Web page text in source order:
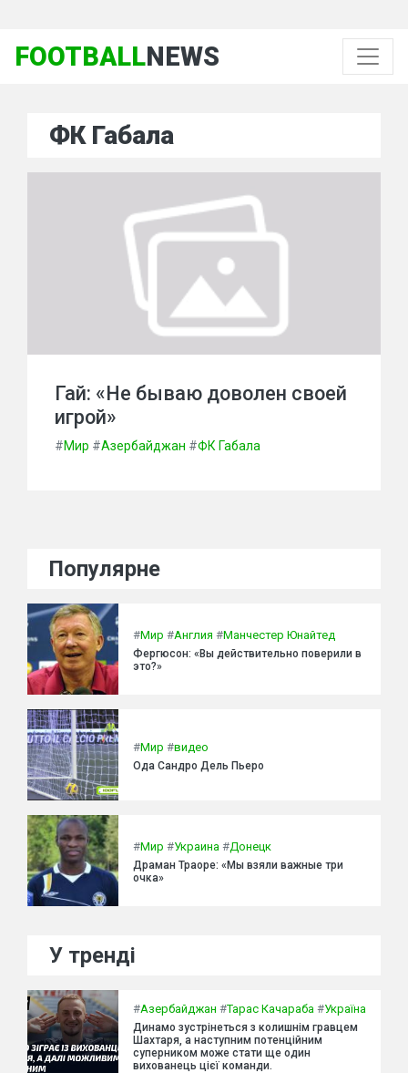
FOOTBALLNEWS
ФК Габала
Гай: «Не бываю доволен своей
игрой»
#Мир #Азербайджан #ФК Габала
Популярне
#Мир #Англия #Манчестер Юнайтед
Фергюсон: «Вы действительно поверили в
это?»
#Мир #видео
Ода Сандро Дель Пьеро
#Мир #Украина #Донецк
Драман Траоре: «Мы взяли важные три
очка»
У тренді
#Азербайджан #Тарас Качараба #Україна
Динамо зустрінеться з колишнім гравцем
Шахтаря, а наступним потенційним
суперником може стати ще один
вихованець цієї команди.